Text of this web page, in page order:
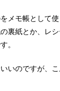
メモ帳として
裏紙とか、レ
。
いのですが、